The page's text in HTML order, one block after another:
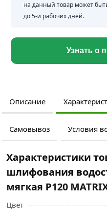
на данный товар может
до 5-и рабочих дней.
Узнать о
Описание
Самовывоз Условия
Характеристики
шлифования
мягкая P120
Цвет